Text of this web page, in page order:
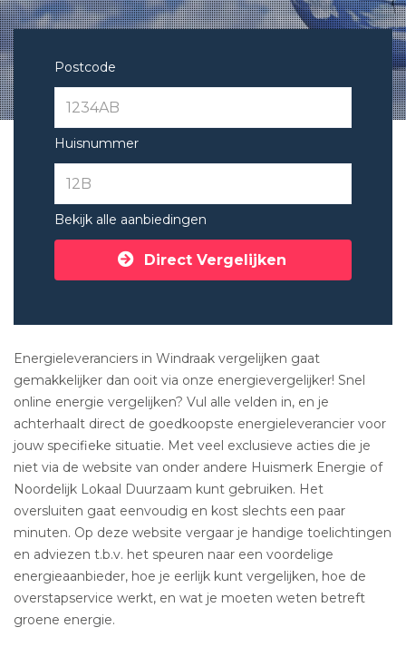
Postcode
Huisnummer
Bekijk alle aanbiedingen
Direct Vergelijken
Energieleveranciers in Windraak vergelijken gaat
gemakkelijker dan ooit via onze energievergelijker! Snel
online energie vergelijken? Vul alle velden in, en je
achterhaalt direct de goedkoopste energieleverancier voor
jouw specifieke situatie. Met veel exclusieve acties die je
niet via de website van onder andere Huismerk Energie of
Noordelijk Lokaal Duurzaam kunt gebruiken. Het
oversluiten gaat eenvoudig en kost slechts een paar
minuten. Op deze website vergaar je handige toelichtingen
en adviezen t.b.v. het speuren naar een voordelige
energieaanbieder, hoe je eerlijk kunt vergelijken, hoe de
overstapservice werkt, en wat je moeten weten betreft
groene energie.